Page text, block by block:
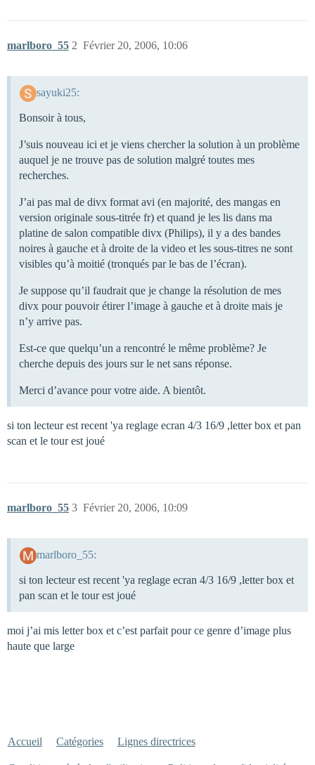
marlboro_55 Février 20, 2006, 10:06
2
sayuki25:
Bonsoir à tous,
J’suis nouveau ici et je viens chercher la solution à un problème
auquel je ne trouve pas de solution malgré toutes mes
recherches.
J’ai pas mal de divx format avi (en majorité, des mangas en
version originale sous-titrée fr) et quand je les lis dans ma
platine de salon compatible divx (Philips), il y a des bandes
noires à gauche et à droite de la video et les sous-titres ne sont
visibles qu’à moitié (tronqués par le bas de l’écran).
Je suppose qu’il faudrait que je change la résolution de mes
divx pour pouvoir étirer l’image à gauche et à droite mais je
n’y arrive pas.
Est-ce que quelqu’un a rencontré le même problème? Je
cherche depuis des jours sur le net sans réponse.
Merci d’avance pour votre aide. A bientôt.
si ton lecteur est recent 'ya reglage ecran 4/3 16/9 ,letter box et pan
scan et le tour est joué
marlboro_55 Février 20, 2006, 10:09
3
marlboro_55:
si ton lecteur est recent 'ya reglage ecran 4/3 16/9 ,letter box et
pan scan et le tour est joué
moi j’ai mis letter box et c’est parfait pour ce genre d’image plus
haute que large
Accueil Catégories Lignes directrices